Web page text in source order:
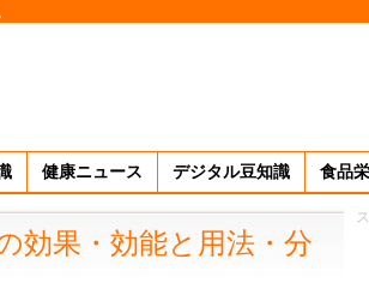
健康ニュース デジタル豆知識 食品
効果・効能と用法・分